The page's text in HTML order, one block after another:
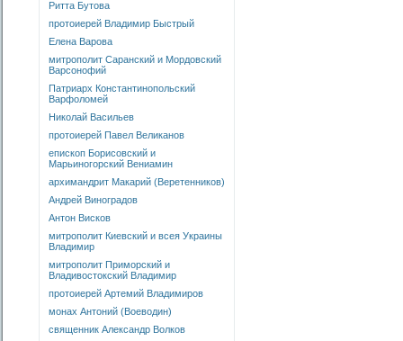
Ритта Бутова
протоиерей Владимир Быстрый
Елена Варова
митрополит Саранский и Мордовский
Варсонофий
Патриарх Константинопольский
Варфоломей
Николай Васильев
протоиерей Павел Великанов
епископ Борисовский и
Марьиногорский Вениамин
архимандрит Макарий (Веретенников)
Андрей Виноградов
Антон Висков
митрополит Киевский и всея Украины
Владимир
митрополит Приморский и
Владивостокский Владимир
протоиерей Артемий Владимиров
монах Антоний (Воеводин)
священник Александр Волков